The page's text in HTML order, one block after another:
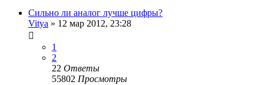
Сильно ли аналог лучше цифры?
Vitya » 12 мар 2012, 23:28
1
2
22 Ответы
55802 Просмотры